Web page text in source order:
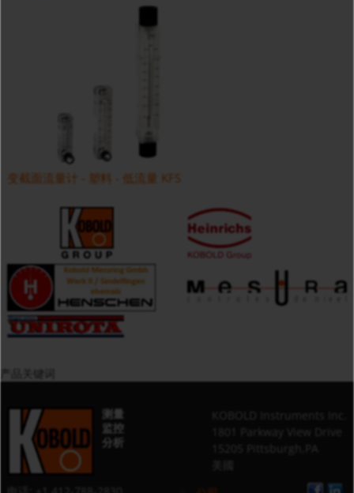
变截面流量计 - 塑料 - 低流量 KFS
测量
监控
分析